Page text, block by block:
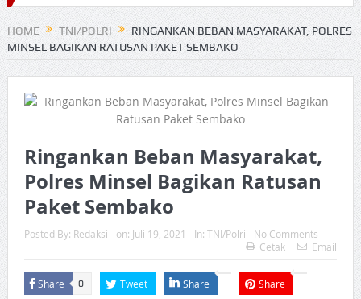
HOME TNI/POLRI
RINGANKAN BEBAN MASYARAKAT, POLRES
MINSEL BAGIKAN RATUSAN PAKET SEMBAKO
Ringankan Beban Masyarakat,
Polres Minsel Bagikan Ratusan
Paket Sembako
Posted By: Redaksi on: Juli 19, 2021 In: TNI/Polri
No Comments
Cetak
Email
Share 0 Tweet Share Share